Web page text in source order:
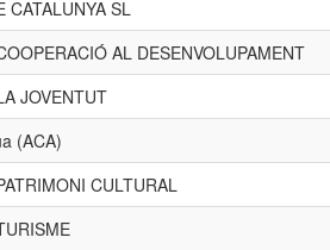
CATALUNYA SL
AL DESENVOLUPAMENT
JOVENTUT
(ACA)
CULTURAL